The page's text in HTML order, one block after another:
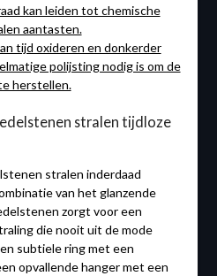
kan leiden tot chemische
aantasten.
tijd oxideren en donkerder
polijsting nodig is om de
herstellen.
stralen tijdloze
stralen inderdaad
van het glanzende
zorgt voor een
die nooit uit de mode
subtiele ring met een
opvallende hanger met een